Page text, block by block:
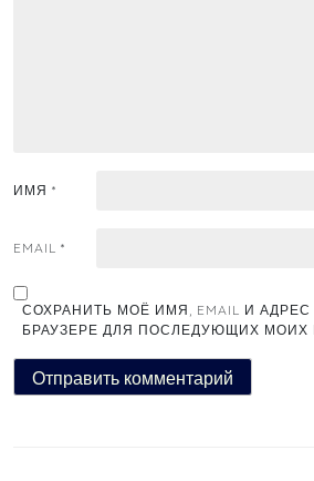
ИМЯ *
EMAIL *
СОХРАНИТЬ МОЁ ИМЯ, EMAIL И
БРАУЗЕРЕ ДЛЯ ПОСЛЕДУЮЩИХ МОИХ